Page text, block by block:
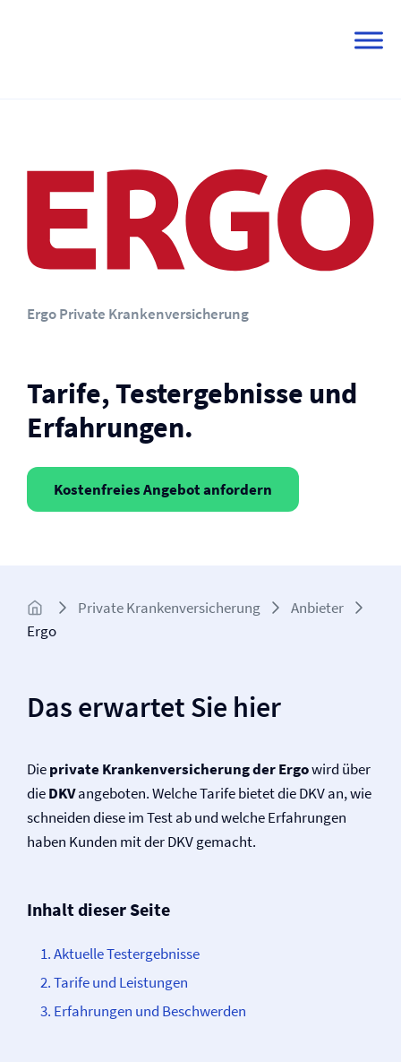
Ergo Private Kranken­versicherung
Tarife, Testergebnisse und
Erfahrungen.
Kostenfreies Angebot anfordern
Private Kranken­­versicherung
Anbieter
Ergo
Das erwartet Sie hier
Dieprivate Kranken­versicherung der Ergowird über
dieDKVangeboten. Welche Tarife bietet die DKV an, wie
schneiden diese im Test ab und welche Erfahrungen
haben Kunden mit der DKV gemacht.
Inhalt dieser Seite
Aktuelle Testergebnisse
Tarife und Leistungen
Erfahrungen und Beschwerden